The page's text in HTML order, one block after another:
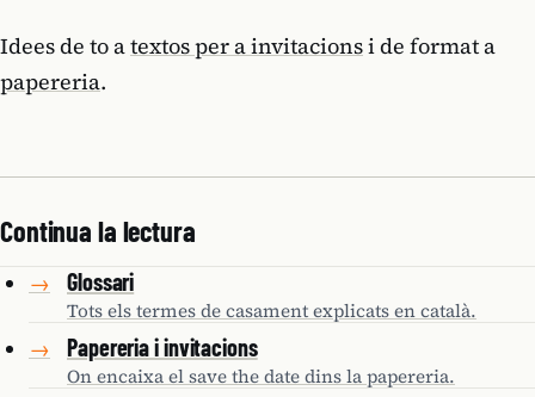
Idees de to atextos per a invitacionsi de format a
papereria.
Continua la lectura
→ Glossari
Tots els termes de casament explicats en català.
→ Papereria i invitacions
On encaixa el save the date dins la papereria.